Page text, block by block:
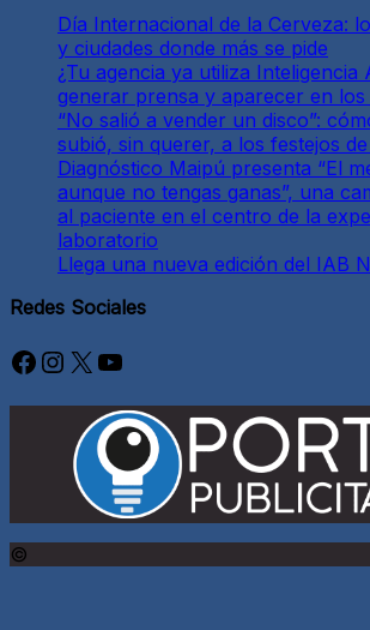
Día Internacional de la Cerveza:
y ciudades donde más se pide
¿Tu agencia ya utiliza Inteligencia
generar prensa y aparecer en los
“No salió a vender un disco”:
subió, sin querer, a los festejos
Diagnóstico Maipú presenta “El
aunque no tengas ganas”, una
al paciente en el centro de la
laboratorio
Llega una nueva edición del IAB
Redes Sociales
Facebook
Instagram
X YouTube
©